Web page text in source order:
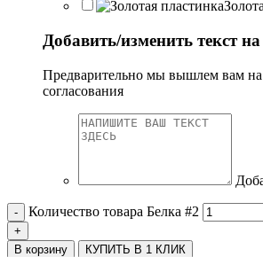
Добавить/изменить текст
Предварительно мы вышлем вам на
согласования
Количество товара Белка #2
В корзину КУПИТЬ В 1 КЛИК